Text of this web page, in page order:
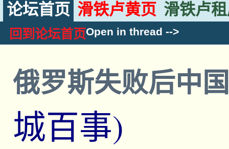
论坛首页 滑铁卢黄页 滑铁卢
回到论坛首页Open in thread -->
俄罗斯失败后中
城百事)